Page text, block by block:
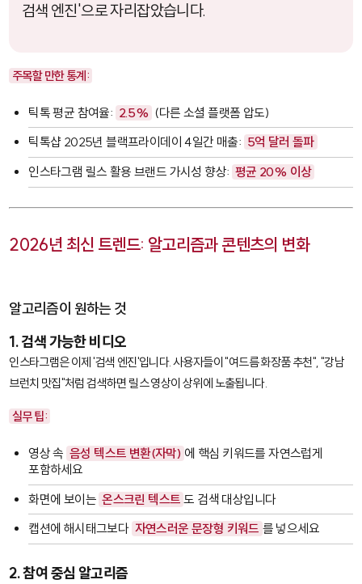
검색 엔진'으로 자리잡았습니다.
주목할 만한 통계:
틱톡 평균 참여율: 2.5% (다른 소셜 플랫폼 압도)
틱톡샵 2025년 블랙프라이데이 4일간 매출: 5억 달러 돌파
인스타그램 릴스 활용 브랜드 가시성 향상: 평균 20% 이상
2026년 최신 트렌드: 알고리즘과 콘텐츠의 변화
알고리즘이 원하는 것
1. 검색 가능한 비디오
인스타그램은 이제 '검색 엔진'입니다. 사용자들이 "여드름 화장품 추천", "강남
브런치 맛집"처럼 검색하면 릴스 영상이 상위에 노출됩니다.
실무 팁:
영상 속 음성 텍스트 변환(자막) 에 핵심 키워드를 자연스럽게
포함하세요
화면에 보이는 온스크린 텍스트 도 검색 대상입니다
캡션에 해시태그보다 자연스러운 문장형 키워드 를 넣으세요
2. 참여 중심 알고리즘